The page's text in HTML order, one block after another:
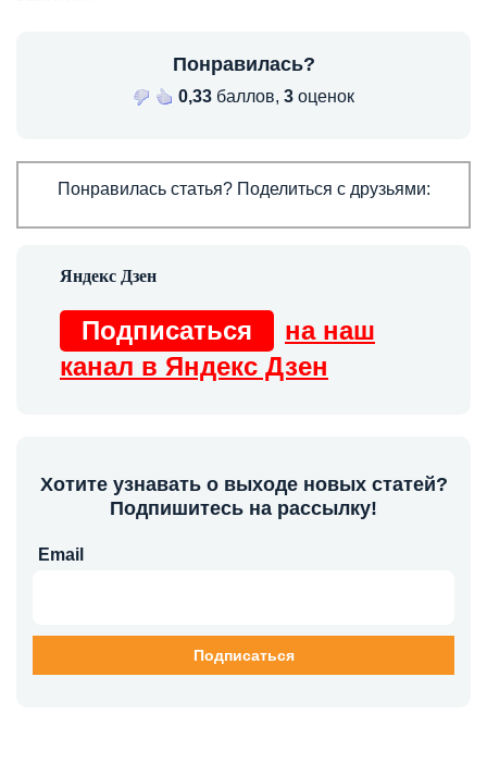
Понравилась?
0,33 баллов, 3 оценок
Понравилась статья? Поделиться с друзьями:
Подписаться
на наш
канал в Яндекс Дзен
Хотите узнавать о выходе новых статей?
Подпишитесь на рассылку!
Email